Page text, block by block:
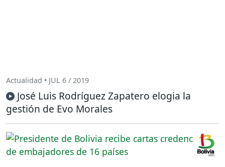
Actualidad • JUL 6 / 2019
José Luis Rodríguez Zapatero elogia la
gestión de Evo Morales